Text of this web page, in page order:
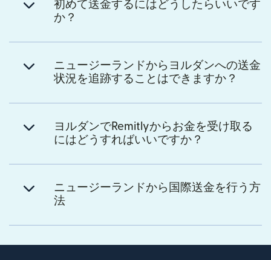
初めて送金するにはどうしたらいいです
か？
ニュージーランドからヨルダンへの送金
状況を追跡することはできますか？
ヨルダンでRemitlyからお金を受け取る
にはどうすればいいですか？
ニュージーランドから国際送金を行う方
法